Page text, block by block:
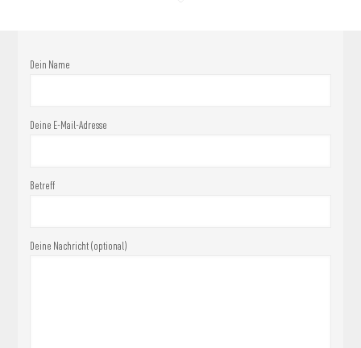
Dein Name
Deine E-Mail-Adresse
Betreff
Deine Nachricht (optional)